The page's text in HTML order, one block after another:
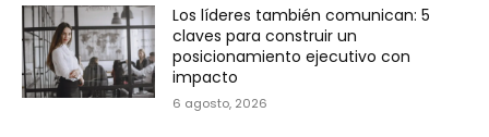
Los líderes también comunican: 5
claves para construir un
posicionamiento ejecutivo con
impacto
6 agosto, 2026